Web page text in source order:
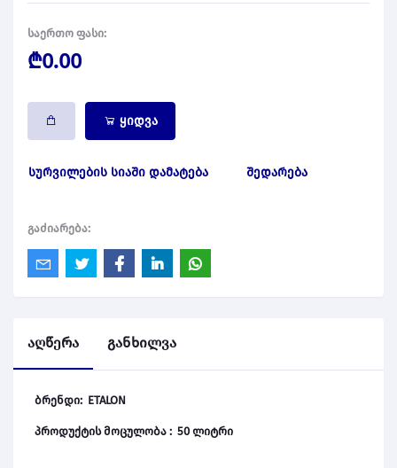
საერთო ფასი:
₾0.00
ყიდვა
სურვილების სიაში დამატება შედარება
გაძიარება:
აღწერა განხილვა
ბრენდი: ETALON
პროდუქტის მოცულობა : 50 ლიტრი